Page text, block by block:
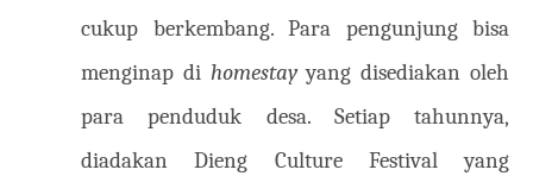
cukup berkembang. Para pengunjung bisa
menginap di homestayyang disediakan oleh
para penduduk desa. Setiap tahunnya,
diadakan Dieng Culture Festival yang